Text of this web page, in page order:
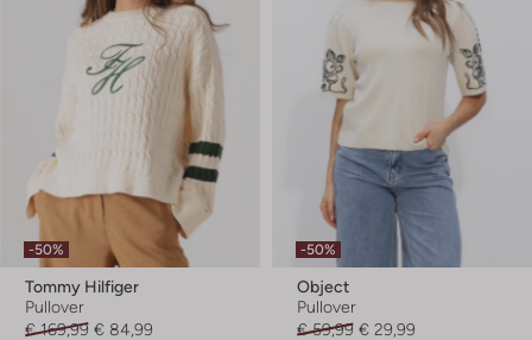
-50%
Tommy Hilfiger
Pullover
€ 169,99 € 84,99
-50%
Object
Pullover
€ 59,99 € 29,99